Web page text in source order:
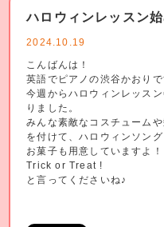
ハロウィンレッスン始
2024.10.19
こんばんは！
英語でピアノの渋谷かおりで
今週からハロウィンレッスン
りました。
みんな素敵なコスチュームや
を付けて、ハロウィンソン
お菓子も用意していますよ！
Trick or Treat !
と言ってくださいね♪